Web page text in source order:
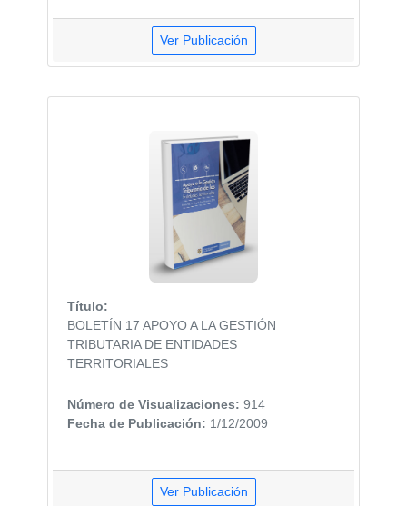
Ver Publicación
Título:
BOLETÍN 17 APOYO A LA GESTIÓN
TRIBUTARIA DE ENTIDADES
TERRITORIALES
Número de Visualizaciones: 914
Fecha de Publicación: 1/12/2009
Ver Publicación